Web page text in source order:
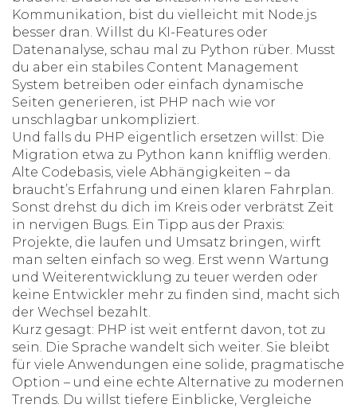
Kommunikation, bist du vielleicht mit Node.js
besser dran. Willst du KI-Features oder
Datenanalyse, schau mal zu Python rüber. Musst
du aber ein stabiles Content Management
System betreiben oder einfach dynamische
Seiten generieren, ist PHP nach wie vor
unschlagbar unkompliziert.
Und falls du PHP eigentlich ersetzen willst: Die
Migration etwa zu Python kann knifflig werden.
Alte Codebasis, viele Abhängigkeiten – da
braucht’s Erfahrung und einen klaren Fahrplan.
Sonst drehst du dich im Kreis oder verbrätst Zeit
in nervigen Bugs. Ein Tipp aus der Praxis:
Projekte, die laufen und Umsatz bringen, wirft
man selten einfach so weg. Erst wenn Wartung
und Weiterentwicklung zu teuer werden oder
keine Entwickler mehr zu finden sind, macht sich
der Wechsel bezahlt.
Kurz gesagt: PHP ist weit entfernt davon, tot zu
sein. Die Sprache wandelt sich weiter. Sie bleibt
für viele Anwendungen eine solide, pragmatische
Option – und eine echte Alternative zu modernen
Trends. Du willst tiefere Einblicke, Vergleiche